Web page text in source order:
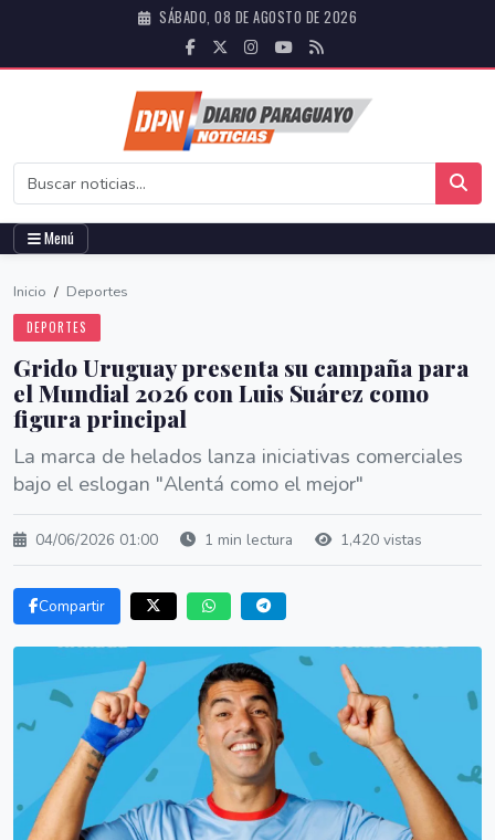
SÁBADO, 08 DE AGOSTO DE 2026
Menú
Inicio / Deportes
DEPORTES
Grido Uruguay presenta su campaña para
el Mundial 2026 con Luis Suárez como
figura principal
La marca de helados lanza iniciativas comerciales
bajo el eslogan "Alentá como el mejor"
04/06/2026 01:00 1 min lectura 1,420 vistas
Compartir